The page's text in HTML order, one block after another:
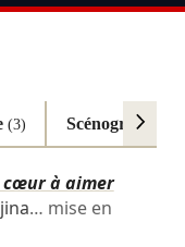
(3) Scénographe
cœur à aimer
… mise en